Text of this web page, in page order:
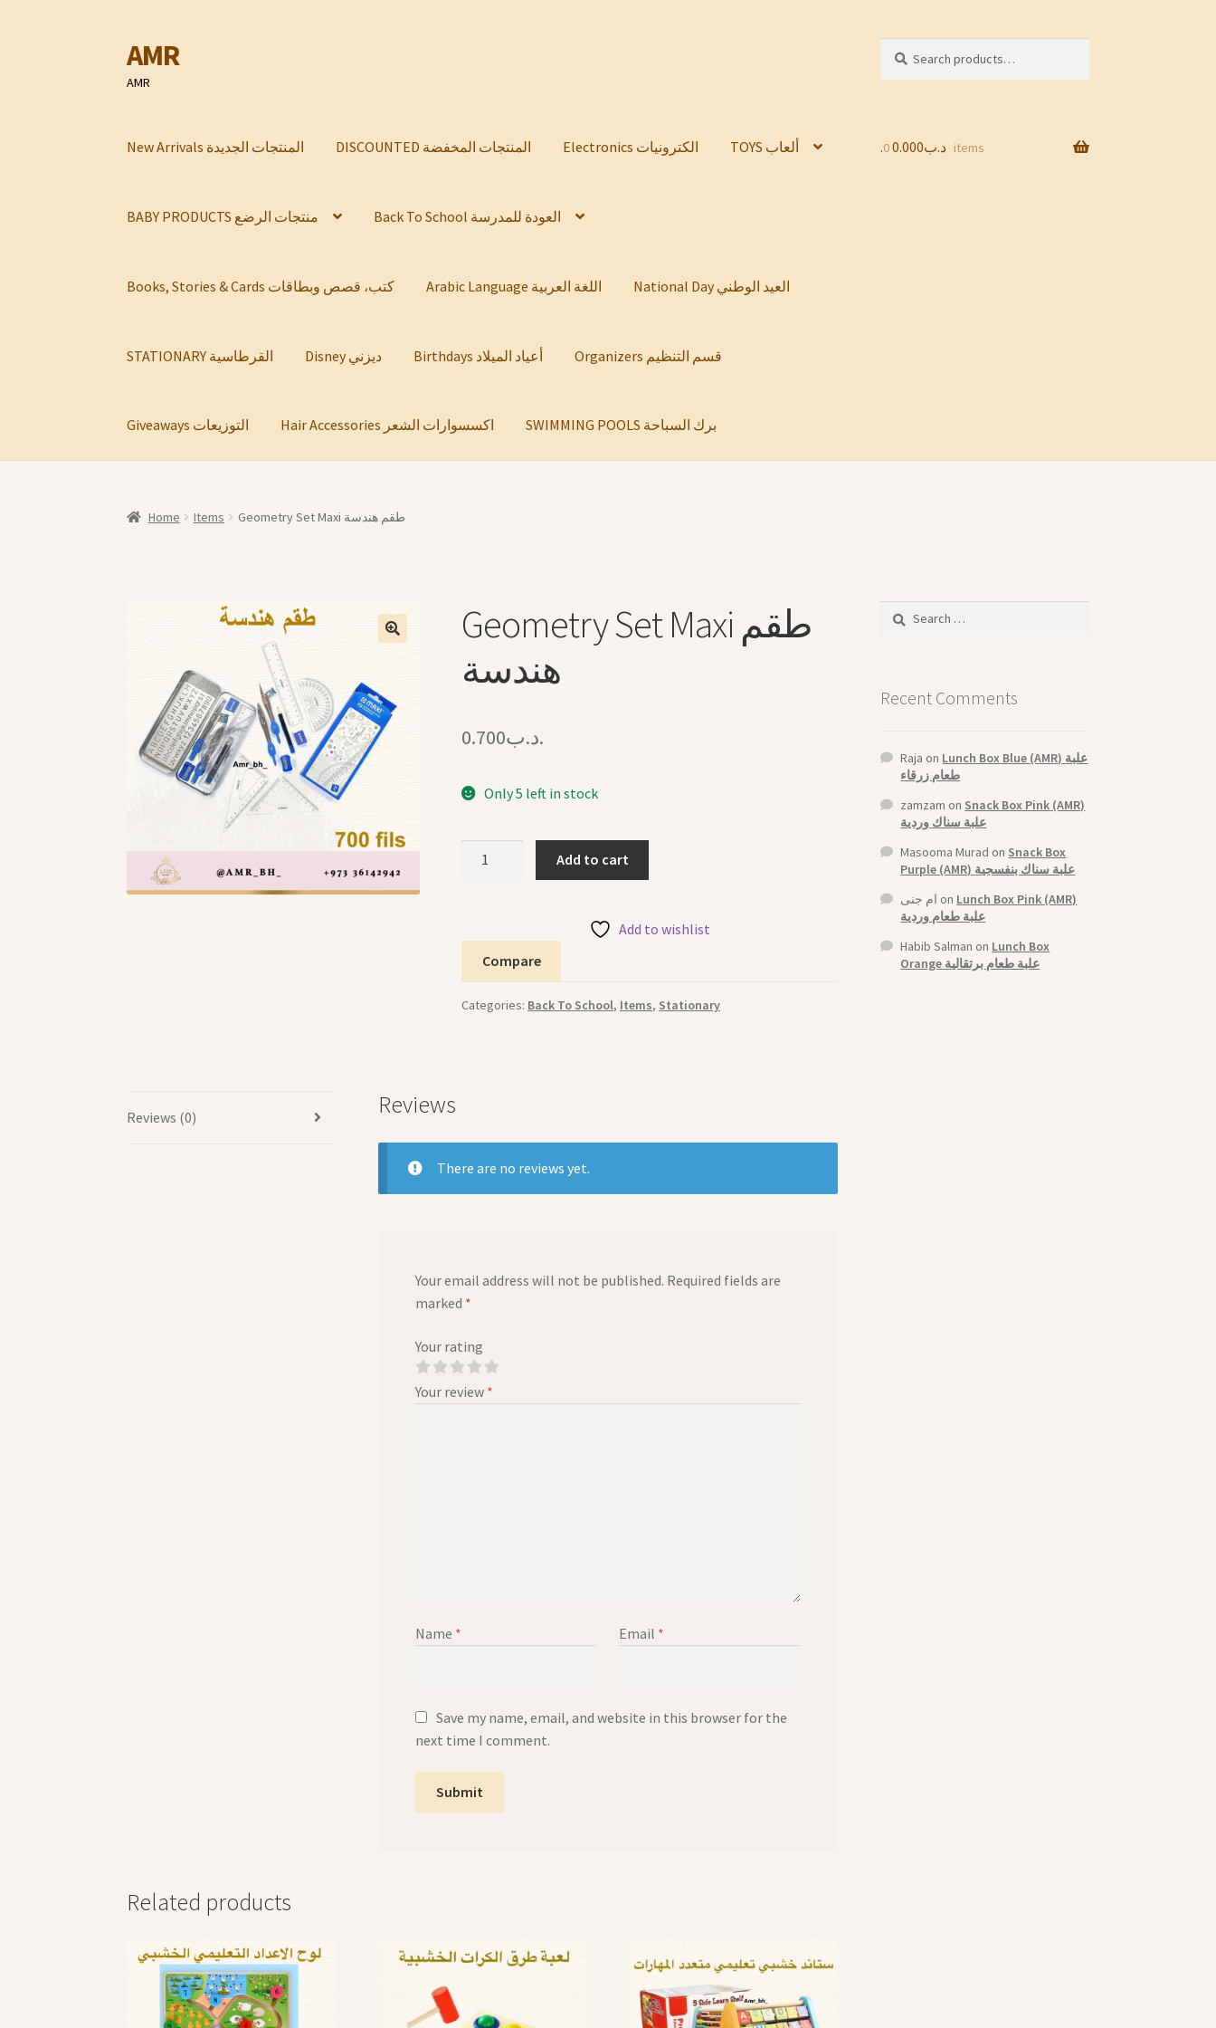
Skip
to
navigation
Skip
to
content
AMR
AMR
for:
New Arrivals المنتجات الجديدة DISCOUNTED المنتجات المخفضة Electronics الكترونيات TOYS ألعاب
BABY PRODUCTS منتجات الرضع Back To School العودة للمدرسة
Books, Stories & Cards كتب، قصص وبطاقات Arabic Language اللغة العربية National Day العيد الوطني
STATIONARY القرطاسية Disney ديزني Birthdays أعياد الميلاد Organizers قسم التنظيم
Giveaways التوزيعات Hair Accessories اكسسوارات الشعر SWIMMING POOLS برك السباحة
.د.ب0.000 0 items
Home Items Geometry Set Maxi طقم هندسة
Geometry Set Maxi طقم
هندسة
.د.ب0.700
Only 5 left in stock
هندسة
quantity
Add to cart
Add to wishlist
Compare
Categories: Back To School, Items, Stationary
Reviews (0) Reviews
There are no reviews yet.
Your email address will not be published. Required fields are
marked *
Your rating
Your review *
Name * Email *
Save my name, email, and website in this browser for the
next time I comment.
Related products
Search
Recent Comments
Raja on Lunch Box Blue (AMR) علبة
طعام زرقاء
zamzam on Snack Box Pink (AMR)
علبة سناك وردية
Masooma Murad on Snack Box
Purple (AMR) علبة سناك بنفسجية
ام جنى on Lunch Box Pink (AMR)
علبة طعام وردية
Habib Salman on Lunch Box
Orange علبة طعام برتقالية